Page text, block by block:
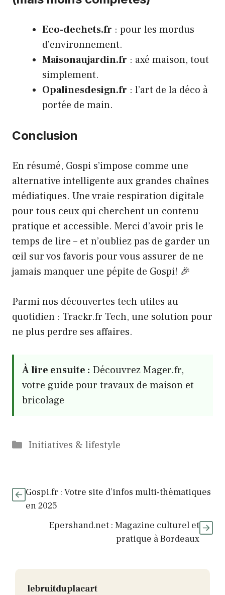
Eco-dechets.fr : pour les mordus
d’environnement.
Maisonaujardin.fr : axé maison, tout
simplement.
Opalinesdesign.fr : l’art de la déco à
portée de main.
Conclusion
En résumé, Gospi s’impose comme une
alternative intelligente aux grandes chaînes
médiatiques. Une vraie respiration digitale
pour tous ceux qui cherchent un contenu
pratique et accessible. Merci d’avoir pris le
temps de lire – et n’oubliez pas de garder un
œil sur vos favoris pour vous assurer de ne
jamais manquer une pépite de Gospi! 🎉
Parmi nos découvertes tech utiles au
quotidien : Trackr.fr Tech, une solution pour
ne plus perdre ses affaires.
À lire ensuite : Découvrez Mager.fr,
votre guide pour travaux de maison et
bricolage
Catégories
Initiatives & lifestyle
Gospi.fr : Votre site d’infos multi-thématiques
en 2025
Epershand.net : Magazine culturel et
pratique à Bordeaux
lebruitduplacart